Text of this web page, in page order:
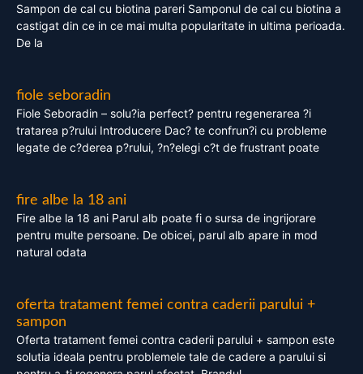
Sampon de cal cu biotina pareri Samponul de cal cu biotina a
castigat din ce in ce mai multa popularitate in ultima perioada.
De la
fiole seboradin
Fiole Seboradin – solu?ia perfect? pentru regenerarea ?i
tratarea p?rului Introducere Dac? te confrun?i cu probleme
legate de c?derea p?rului, ?n?elegi c?t de frustrant poate
fire albe la 18 ani
Fire albe la 18 ani Parul alb poate fi o sursa de ingrijorare
pentru multe persoane. De obicei, parul alb apare in mod
natural odata
oferta tratament femei contra caderii parului +
sampon
Oferta tratament femei contra caderii parului + sampon este
solutia ideala pentru problemele tale de cadere a parului si